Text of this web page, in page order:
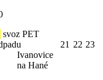
svoz PET
Ivanovice
na Hané
21 22 23